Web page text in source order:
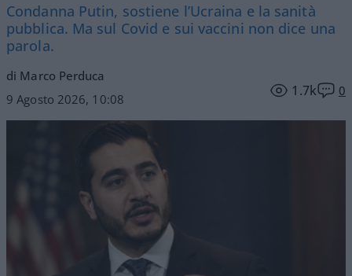
Condanna Putin, sostiene l’Ucraina e la sanità
pubblica. Ma sul Covid e sui vaccini non dice una
parola.
di Marco Perduca
9 Agosto 2026, 10:08
1.7k 0